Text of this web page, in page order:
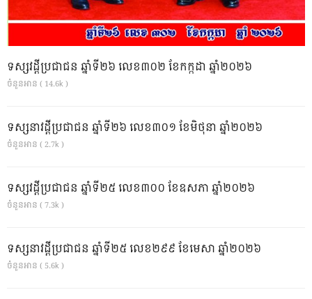
ទស្សវដ្តីប្រជាជន ឆ្នាំទី២៦ លេខ៣០២ ខែកក្កដា ឆ្នាំ២០២៦
ចំនួនអាន ( 14.6k )
ទស្សនាវដ្ដីប្រជាជន ឆ្នាំទី២៦ លេខ៣០១ ខែមិថុនា ឆ្នាំ២០២៦
ចំនួនអាន ( 2.7k )
ទស្សវដ្តីប្រជាជន ឆ្នាំទី២៥ លេខ៣០០ ខែឧសភា ឆ្នាំ២០២៦
ចំនួនអាន ( 7.3k )
ទស្សនាវដ្ដីប្រជាជន ឆ្នាំទី២៥ លេខ២៩៩ ខែមេសា ឆ្នាំ២០២៦
ចំនួនអាន ( 5.6k )